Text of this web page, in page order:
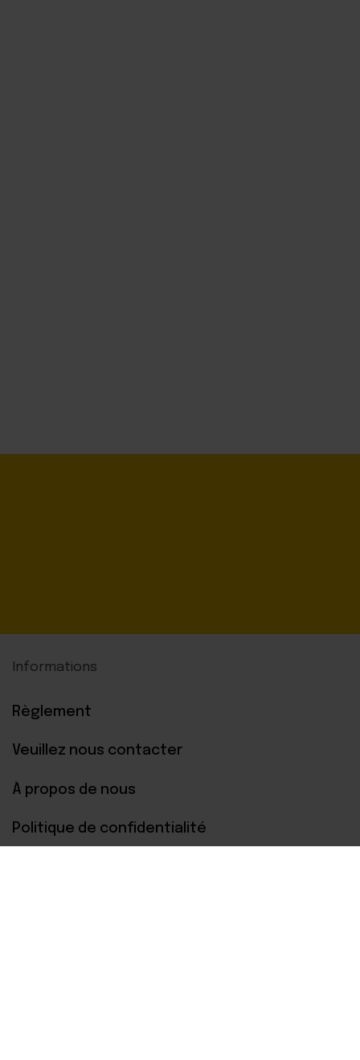
Informations
Règlement
Veuillez nous contacter
À propos de nous
Politique de confidentialité